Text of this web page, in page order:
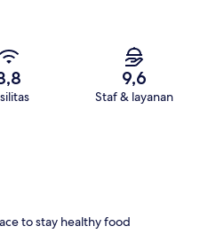
9,6
Staf & layanan
to stay healthy food